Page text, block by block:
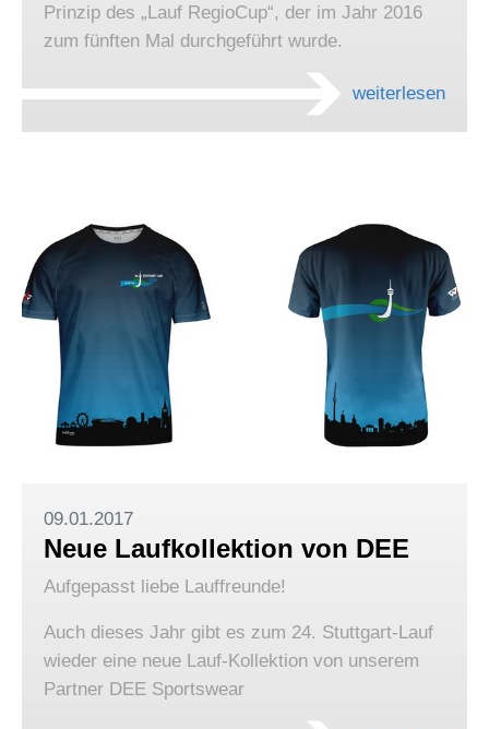
Prinzip des „Lauf RegioCup“, der im Jahr 2016
zum fünften Mal durchgeführt wurde.
weiterlesen
09.01.2017
Neue Laufkollektion von DEE
Aufgepasst liebe Lauffreunde!
Auch dieses Jahr gibt es zum 24. Stuttgart-Lauf
wieder eine neue Lauf-Kollektion von unserem
Partner DEE Sportswear